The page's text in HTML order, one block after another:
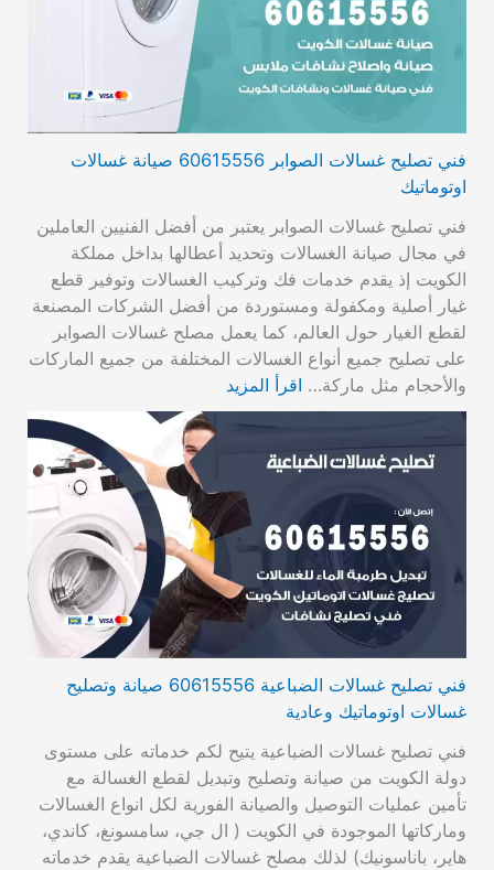
فني تصليح غسالات الصوابر 60615556 صيانة غسالات
اوتوماتيك
فني تصليح غسالات الصوابر يعتبر من أفضل الفنيين العاملين
في مجال صيانة الغسالات وتحديد أعطالها بداخل مملكة
الكويت إذ يقدم خدمات فك وتركيب الغسالات وتوفير قطع
غيار أصلية ومكفولة ومستوردة من أفضل الشركات المصنعة
لقطع الغيار حول العالم، كما يعمل مصلح غسالات الصوابر
على تصليح جميع أنواع الغسالات المختلفة من جميع الماركات
والأحجام مثل ماركة… اقرأ المزيد
فني تصليح غسالات الضباعية 60615556 صيانة وتصليح
غسالات اوتوماتيك وعادية
فني تصليح غسالات الضباعية يتيح لكم خدماته على مستوى
دولة الكويت من صيانة وتصليح وتبديل لقطع الغسالة مع
تأمين عمليات التوصيل والصيانة الفورية لكل انواع الغسالات
وماركاتها الموجودة في الكويت ( ال جي، سامسونغ، كاندي،
هاير، باناسونيك) لذلك مصلح غسالات الضباعية يقدم خدماته